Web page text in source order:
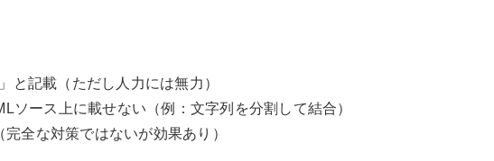
と記載（ただし人力には無力）
ソース上に載せない（例：文字列を分割して結合）
全な対策ではないが効果あり）